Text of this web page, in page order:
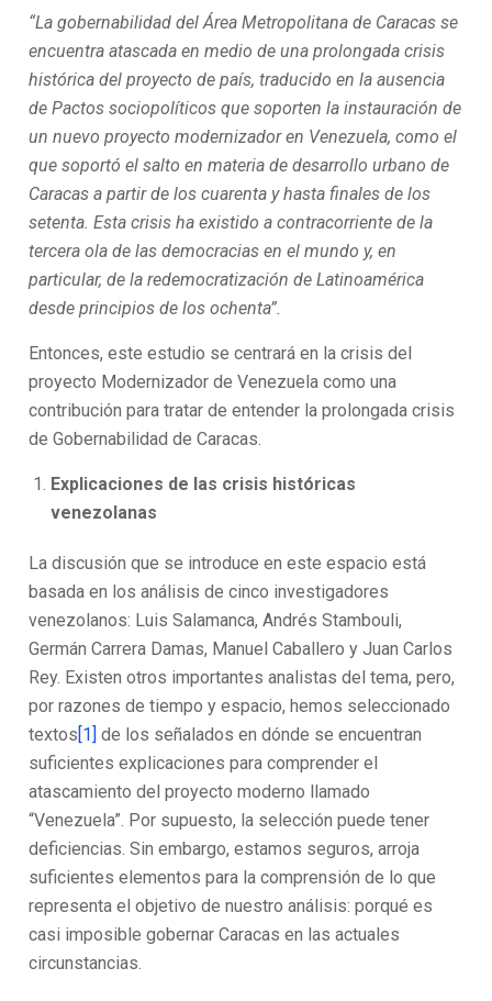
“La gobernabilidad del Área Metropolitana de Caracas se
encuentra atascada en medio de una prolongada crisis
histórica del proyecto de país, traducido en la ausencia
de Pactos sociopolíticos que soporten la instauración de
un nuevo proyecto modernizador en Venezuela, como el
que soportó el salto en materia de desarrollo urbano de
Caracas a partir de los cuarenta y hasta finales de los
setenta. Esta crisis ha existido a contracorriente de la
tercera ola de las democracias en el mundo y, en
particular, de la redemocratización de Latinoamérica
desde principios de los ochenta”.
Entonces, este estudio se centrará en la crisis del
proyecto Modernizador de Venezuela como una
contribución para tratar de entender la prolongada crisis
de Gobernabilidad de Caracas.
Explicaciones de las crisis históricas
venezolanas
La discusión que se introduce en este espacio está
basada en los análisis de cinco investigadores
venezolanos: Luis Salamanca, Andrés Stambouli,
Germán Carrera Damas, Manuel Caballero y Juan Carlos
Rey. Existen otros importantes analistas del tema, pero,
por razones de tiempo y espacio, hemos seleccionado
textos[1] de los señalados en dónde se encuentran
suficientes explicaciones para comprender el
atascamiento del proyecto moderno llamado
“Venezuela”. Por supuesto, la selección puede tener
deficiencias. Sin embargo, estamos seguros, arroja
suficientes elementos para la comprensión de lo que
representa el objetivo de nuestro análisis: porqué es
casi imposible gobernar Caracas en las actuales
circunstancias.